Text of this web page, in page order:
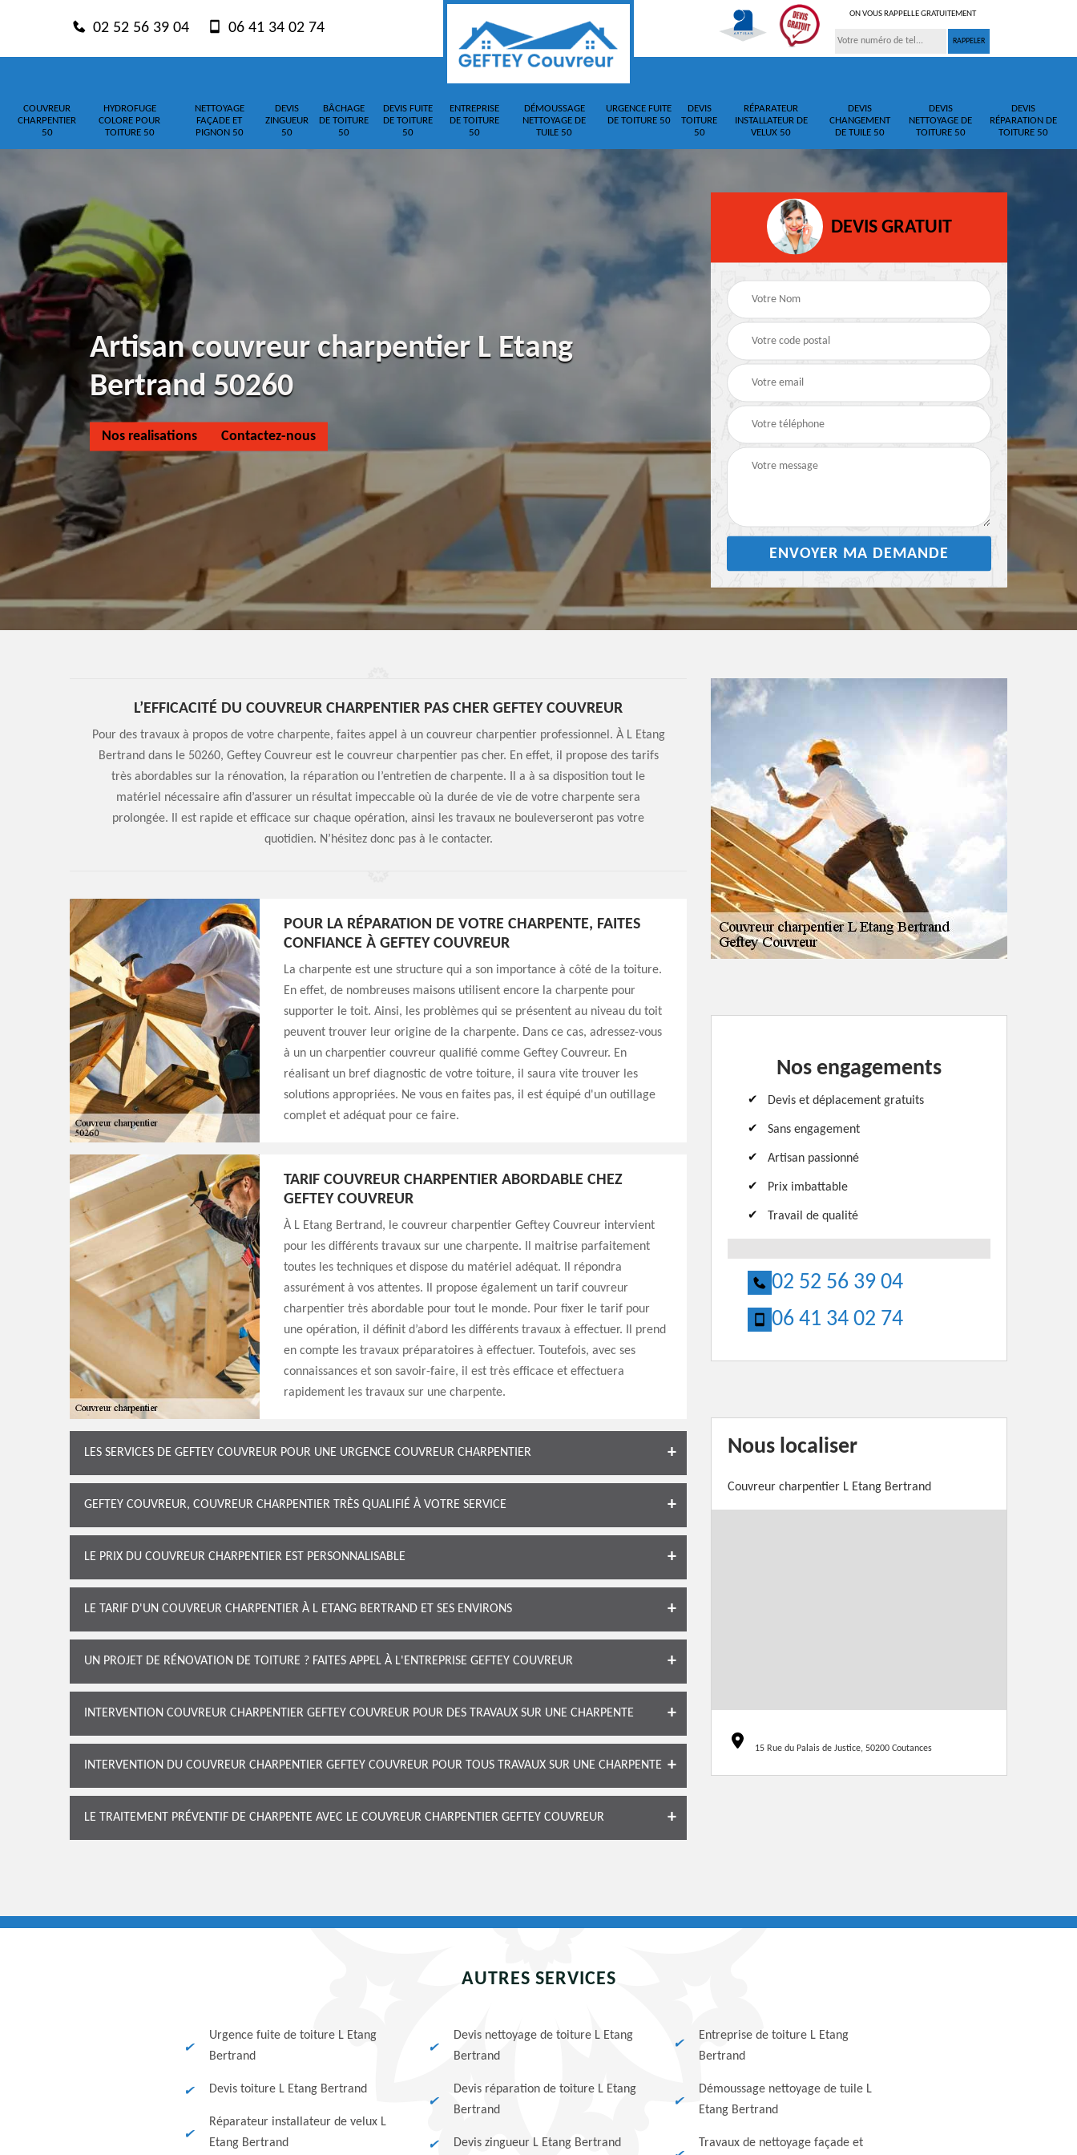
02 52 56 39 04 06 41 34 02 74
ON VOUS RAPPELLE GRATUITEMENT
COUVREUR
CHARPENTIER
50
HYDROFUGE
COLORE POUR
TOITURE 50
NETTOYAGE
FAÇADE ET
PIGNON 50
DEVIS
ZINGUEUR
50
BÂCHAGE
DE TOITURE
50
DEVIS FUITE
DE TOITURE
50
ENTREPRISE
DE TOITURE
50
DÉMOUSSAGE
NETTOYAGE DE
TUILE 50
URGENCE FUITE
DE TOITURE 50
DEVIS
TOITURE
50
RÉPARATEUR
INSTALLATEUR DE
VELUX 50
DEVIS
CHANGEMENT
DE TUILE 50
DEVIS
NETTOYAGE DE
TOITURE 50
DEVIS
RÉPARATION DE
TOITURE 50
Artisan couvreur charpentier L Etang
Bertrand 50260
Nos realisations Contactez-nous
DEVIS GRATUIT
L’EFFICACITÉ DU COUVREUR CHARPENTIER PAS CHER GEFTEY COUVREUR
Pour des travaux à propos de votre charpente, faites appel à un couvreur charpentier professionnel. À L Etang
Bertrand dans le 50260, Geftey Couvreur est le couvreur charpentier pas cher. En effet, il propose des tarifs
très abordables sur la rénovation, la réparation ou l’entretien de charpente. Il a à sa disposition tout le
matériel nécessaire afin d’assurer un résultat impeccable où la durée de vie de votre charpente sera
prolongée. Il est rapide et efficace sur chaque opération, ainsi les travaux ne bouleverseront pas votre
quotidien. N’hésitez donc pas à le contacter.
POUR LA RÉPARATION DE VOTRE CHARPENTE, FAITES
CONFIANCE À GEFTEY COUVREUR
La charpente est une structure qui a son importance à côté de la toiture.
En effet, de nombreuses maisons utilisent encore la charpente pour
supporter le toit. Ainsi, les problèmes qui se présentent au niveau du toit
peuvent trouver leur origine de la charpente. Dans ce cas, adressez-vous
à un un charpentier couvreur qualifié comme Geftey Couvreur. En
réalisant un bref diagnostic de votre toiture, il saura vite trouver les
solutions appropriées. Ne vous en faites pas, il est équipé d'un outillage
complet et adéquat pour ce faire.
TARIF COUVREUR CHARPENTIER ABORDABLE CHEZ
GEFTEY COUVREUR
À L Etang Bertrand, le couvreur charpentier Geftey Couvreur intervient
pour les différents travaux sur une charpente. Il maitrise parfaitement
toutes les techniques et dispose du matériel adéquat. Il répondra
assurément à vos attentes. Il propose également un tarif couvreur
charpentier très abordable pour tout le monde. Pour fixer le tarif pour
une opération, il définit d’abord les différents travaux à effectuer. Il prend
en compte les travaux préparatoires à effectuer. Toutefois, avec ses
connaissances et son savoir-faire, il est très efficace et effectuera
rapidement les travaux sur une charpente.
LES SERVICES DE GEFTEY COUVREUR POUR UNE URGENCE COUVREUR CHARPENTIER
GEFTEY COUVREUR, COUVREUR CHARPENTIER TRÈS QUALIFIÉ À VOTRE SERVICE
LE PRIX DU COUVREUR CHARPENTIER EST PERSONNALISABLE
LE TARIF D'UN COUVREUR CHARPENTIER À L ETANG BERTRAND ET SES ENVIRONS
UN PROJET DE RÉNOVATION DE TOITURE ? FAITES APPEL À L'ENTREPRISE GEFTEY COUVREUR
INTERVENTION COUVREUR CHARPENTIER GEFTEY COUVREUR POUR DES TRAVAUX SUR UNE CHARPENTE
INTERVENTION DU COUVREUR CHARPENTIER GEFTEY COUVREUR POUR TOUS TRAVAUX SUR UNE CHARPENTE
LE TRAITEMENT PRÉVENTIF DE CHARPENTE AVEC LE COUVREUR CHARPENTIER GEFTEY COUVREUR
Nos engagements
Devis et déplacement gratuits
Sans engagement
Artisan passionné
Prix imbattable
Travail de qualité
02 52 56 39 04
06 41 34 02 74
Nous localiser
Couvreur charpentier L Etang Bertrand
15 Rue du Palais de Justice, 50200 Coutances
AUTRES SERVICES
Urgence fuite de toiture L Etang
Bertrand
Devis toiture L Etang Bertrand
Réparateur installateur de velux L
Etang Bertrand
Devis nettoyage de toiture L Etang
Bertrand
Devis réparation de toiture L Etang
Bertrand
Devis zingueur L Etang Bertrand
Entreprise de toiture L Etang
Bertrand
Démoussage nettoyage de tuile L
Etang Bertrand
Travaux de nettoyage façade et